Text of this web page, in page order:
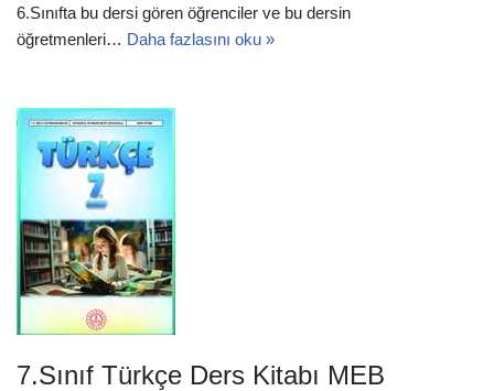
6.Sınıfta bu dersi gören öğrenciler ve bu dersin
öğretmenleri… Daha fazlasını oku »
7.Sınıf Türkçe Ders Kitabı MEB